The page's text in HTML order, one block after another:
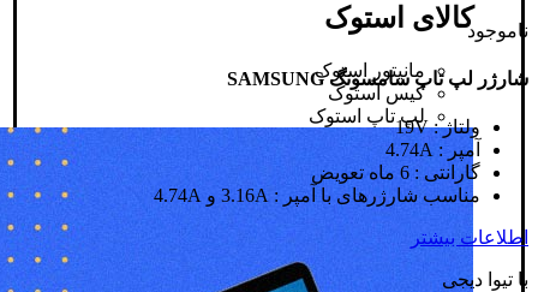
کالای استوک
مانیتور استوک
کیس استوک
لپ تاپ استوک
ناموجود
شارژر لپ تاپ سامسونگ SAMSUNG
ولتاژ : 19V
آمپر : 4.74A
گارانتی : 6 ماه تعویض
مناسب شارژرهای با آمپر : 3.16A و 4.74A
اطلاعات بیشتر
با تیوا دیجی